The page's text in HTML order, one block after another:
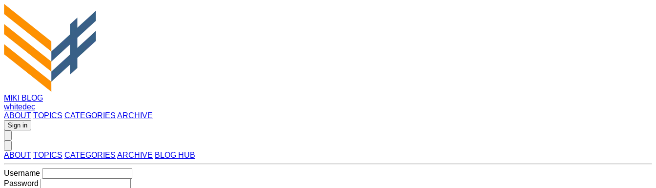
MIKI BLOG
whitedec
ABOUT TOPICS CATEGORIES ARCHIVE
Sign in
ABOUT TOPICS CATEGORIES ARCHIVE BLOG HUB
Username
Password